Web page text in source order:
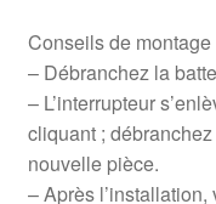
Conseils de montage
– Débranchez la
– L’interrupteur
cliquant ;
nouvelle pièce.
– Après